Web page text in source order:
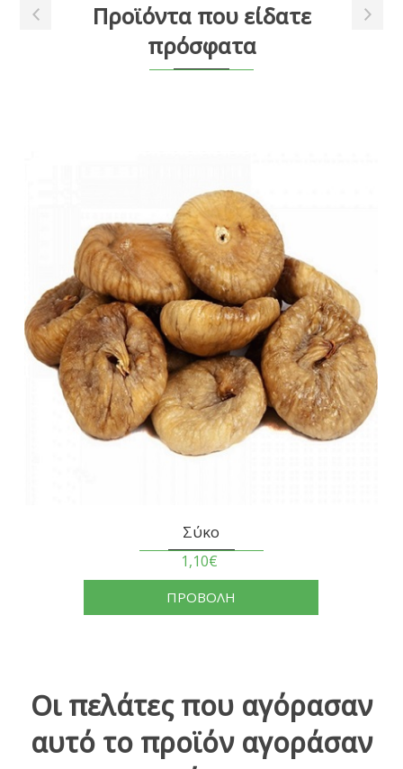
Προϊόντα που είδατε
πρόσφατα
Σύκο
1,10€
ΠΡΟΒΟΛΗ
Οι πελάτες που αγόρασαν
αυτό το προϊόν αγοράσαν